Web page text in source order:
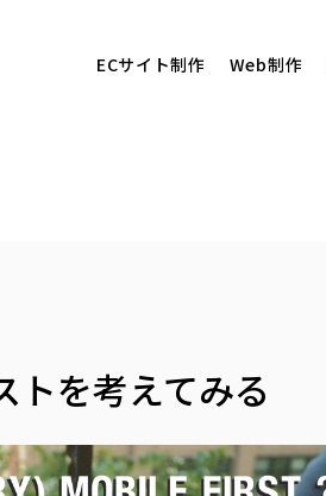
ECサイト制作 Web制作
トを考えてみる